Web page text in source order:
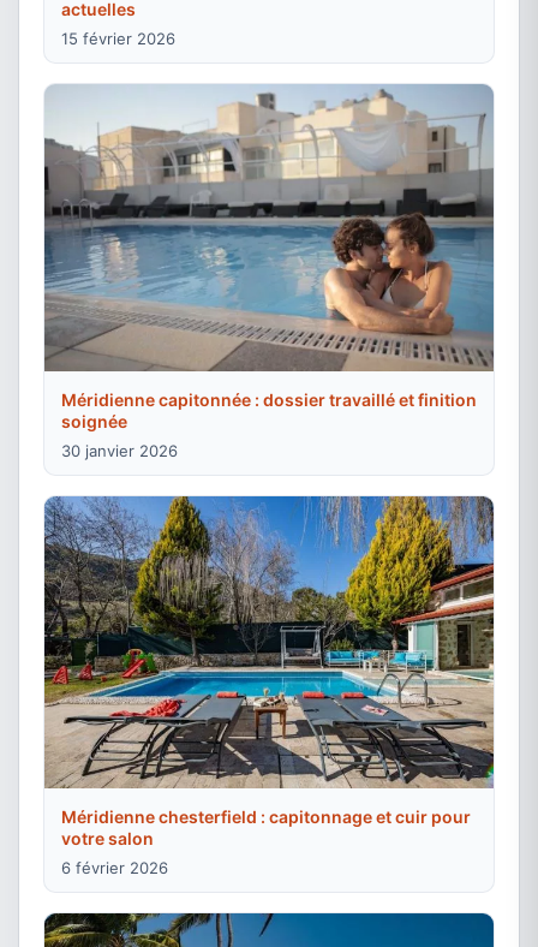
actuelles
15 février 2026
Méridienne capitonnée : dossier travaillé et finition
soignée
30 janvier 2026
Méridienne chesterfield : capitonnage et cuir pour
votre salon
6 février 2026